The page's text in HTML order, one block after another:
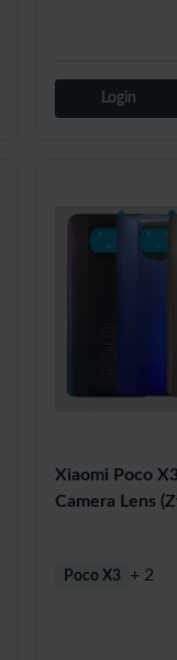
Login
Xiaomi Poco
Camera Lens
Poco X3 + 2